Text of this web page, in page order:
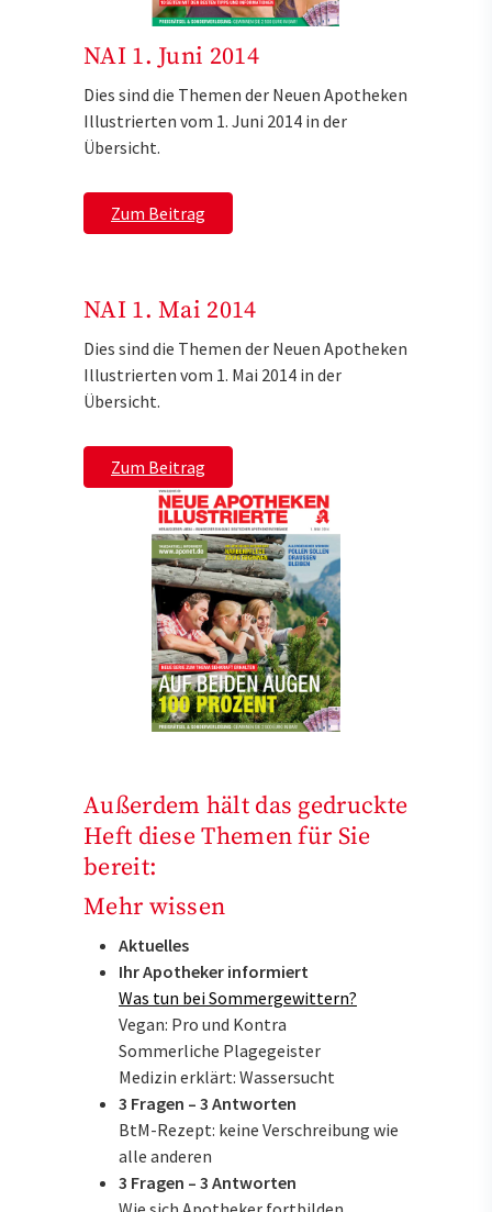
NAI 1. Juni 2014
Dies sind die Themen der Neuen Apotheken
Illustrierten vom 1. Juni 2014 in der
Übersicht.
Zum Beitrag
NAI 1. Mai 2014
Dies sind die Themen der Neuen Apotheken
Illustrierten vom 1. Mai 2014 in der
Übersicht.
Zum Beitrag
Außerdem hält das gedruckte
Heft diese Themen für Sie
bereit:
Mehr wissen
Aktuelles
Ihr Apotheker informiert
Was tun bei Sommergewittern?
Vegan: Pro und Kontra
Sommerliche Plagegeister
Medizin erklärt: Wassersucht
3 Fragen – 3 Antworten
BtM-Rezept: keine Verschreibung wie
alle anderen
3 Fragen – 3 Antworten